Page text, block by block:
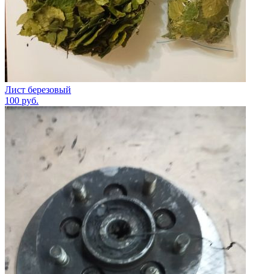
Лист березовый
100 руб.